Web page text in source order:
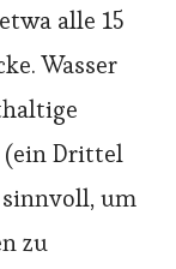
alle 15
Wasser
(ein Drittel
sinnvoll, um
zu